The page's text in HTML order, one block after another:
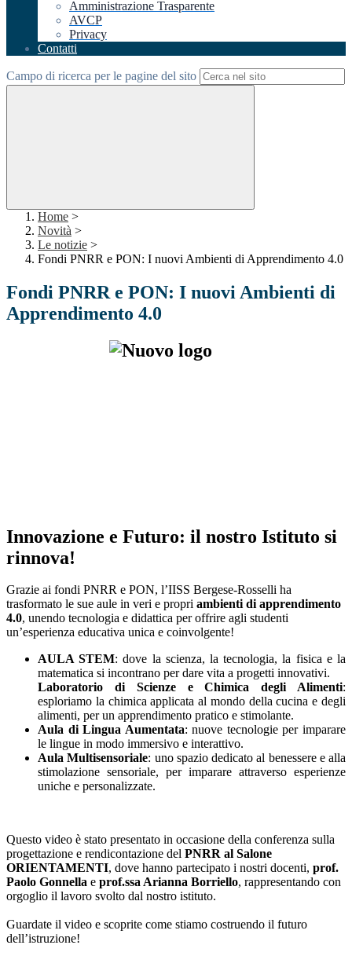
Amministrazione Trasparente
AVCP
Privacy
Contatti
Campo di ricerca per le pagine del sito
Home >
Novità >
Le notizie >
Fondi PNRR e PON: I nuovi Ambienti di Apprendimento 4.0
Fondi PNRR e PON: I nuovi Ambienti di
Apprendimento 4.0
Innovazione e Futuro: il nostro Istituto si
rinnova!
Grazie ai fondi PNRR e PON, l’IISS Bergese-Rosselli ha
trasformato le sue aule in veri e propri ambienti di apprendimento
4.0, unendo tecnologia e didattica per offrire agli studenti
un’esperienza educativa unica e coinvolgente!
AULA STEM: dove la scienza, la tecnologia, la fisica e la
matematica si incontrano per dare vita a progetti innovativi.
Laboratorio di Scienze e Chimica degli Alimenti:
esploriamo la chimica applicata al mondo della cucina e degli
alimenti, per un apprendimento pratico e stimolante.
Aula di Lingua Aumentata: nuove tecnologie per imparare
le lingue in modo immersivo e interattivo.
Aula Multisensoriale: uno spazio dedicato al benessere e alla
stimolazione sensoriale, per imparare attraverso esperienze
uniche e personalizzate.
Questo video è stato presentato in occasione della conferenza sulla
progettazione e rendicontazione del PNRR al Salone
ORIENTAMENTI, dove hanno partecipato i nostri docenti, prof.
Paolo Gonnella e prof.ssa Arianna Borriello, rappresentando con
orgoglio il lavoro svolto dal nostro istituto.
Guardate il video e scoprite come stiamo costruendo il futuro
dell’istruzione!